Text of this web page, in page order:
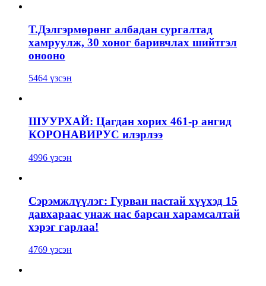
Т.Дэлгэрмөрөнг албадан сургалтад
хамруулж, 30 хоног баривчлах шийтгэл
онооно
5464 үзсэн
ШУУРХАЙ: Цагдан хорих 461-р ангид
КОРОНАВИРУС илэрлээ
4996 үзсэн
Сэрэмжлүүлэг: Гурван настай хүүхэд 15
давхараас унаж нас барсан харамсалтай
хэрэг гарлаа!
4769 үзсэн